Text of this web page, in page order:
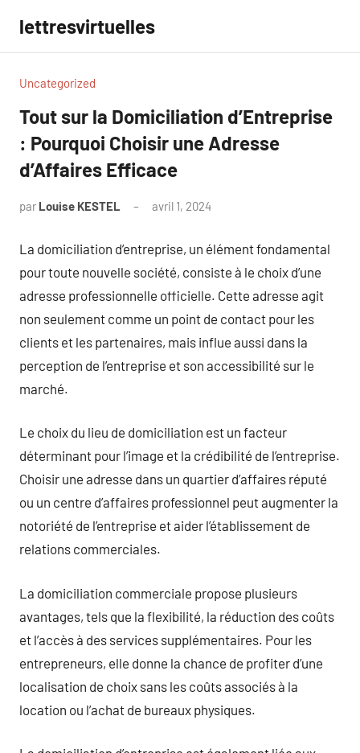
contenu
lettresvirtuelles
Uncategorized
Tout sur la Domiciliation d’Entreprise
: Pourquoi Choisir une Adresse
d’Affaires Efficace
par Louise KESTEL avril 1, 2024
La domiciliation d’entreprise, un élément fondamental
pour toute nouvelle société, consiste à le choix d’une
adresse professionnelle officielle. Cette adresse agit
non seulement comme un point de contact pour les
clients et les partenaires, mais influe aussi dans la
perception de l’entreprise et son accessibilité sur le
marché.
Le choix du lieu de domiciliation est un facteur
déterminant pour l’image et la crédibilité de l’entreprise.
Choisir une adresse dans un quartier d’affaires réputé
ou un centre d’affaires professionnel peut augmenter la
notoriété de l’entreprise et aider l’établissement de
relations commerciales.
La domiciliation commerciale propose plusieurs
avantages, tels que la flexibilité, la réduction des coûts
et l’accès à des services supplémentaires. Pour les
entrepreneurs, elle donne la chance de profiter d’une
localisation de choix sans les coûts associés à la
location ou l’achat de bureaux physiques.